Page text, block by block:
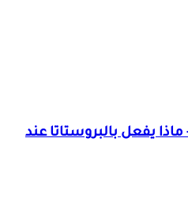
يفعل بالبروستاتا عند